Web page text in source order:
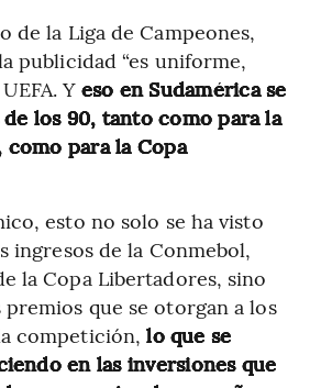
de la Liga de Campeones,
publicidad “es uniforme,
Y eso en Sudamérica se
los 90, tanto como para la
como para la Copa
esto no solo se ha visto
ingresos de la Conmebol,
la Copa Libertadores, sino
que se otorgan a los
competición,lo que se
en las inversiones que